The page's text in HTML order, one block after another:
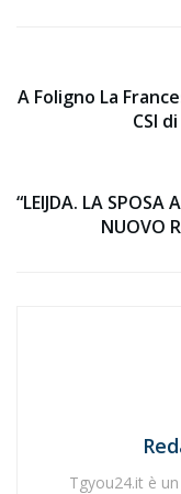
A Foligno La
CSI
“LEIJDA. LA SPOSA
NUOVO
Tgyou24.it è